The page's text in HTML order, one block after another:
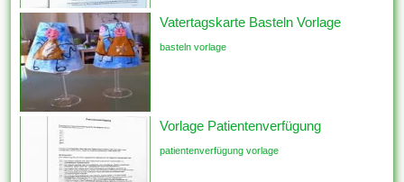
Vatertagskarte Basteln Vorlage
basteln vorlage
Vorlage Patientenverfügung
patientenverfügung vorlage